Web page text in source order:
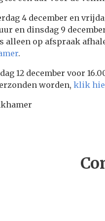
4 december en
en dinsdag 9
alleen op afspraak
.
12 december voor
worden, klik